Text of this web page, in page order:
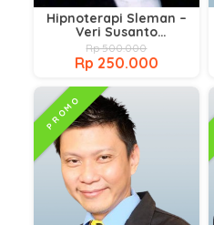
Hipnoterapi Sleman –
Veri Susanto
S.Si.Teol.co.,CHt,CEFT
CP.,CM.M.,C.SA
Rp 500.000
Rp 250.000
PROMO